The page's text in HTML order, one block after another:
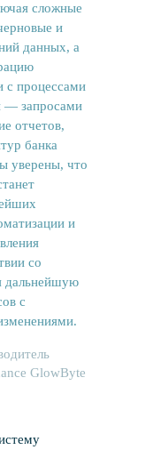
сложные
и
данных, а
с процессами
— запросами
отчетов,
банка
уверены, что
и
со
дальнейшую
с
GlowByte